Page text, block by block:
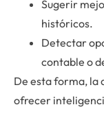
Sugerir
históricos.
Detectar
contable o
De esta forma, la
ofrecer